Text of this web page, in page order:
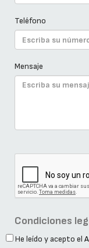
Teléfono
Mensaje
Condiciones
He leído y acepto el